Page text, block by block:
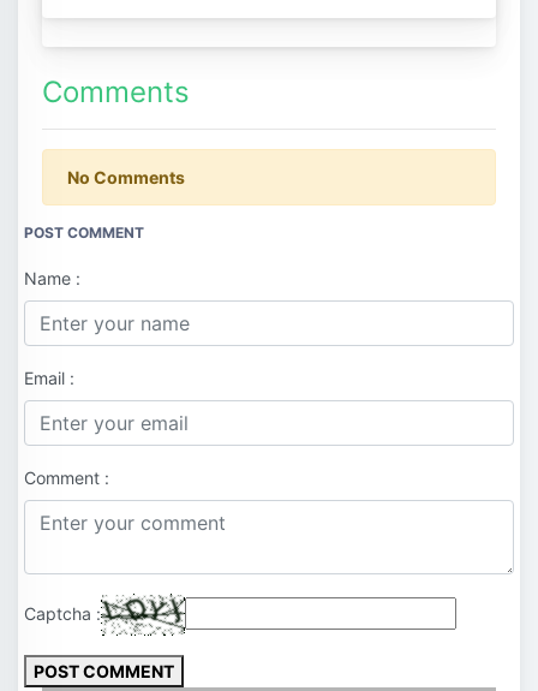
Comments
No Comments
POST COMMENT
Name :
Email :
Comment :
Captcha :
POST COMMENT